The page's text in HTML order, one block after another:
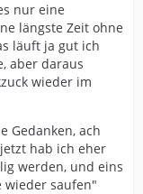
nur eine
längste Zeit ohne
läuft ja gut ich
aber daraus
wieder im
Gedanken, ach
hab ich eher
werden, und eins
wieder saufen"